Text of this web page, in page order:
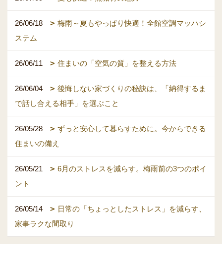
26/06/18
梅雨～夏もやっぱり快適！全館空調マッハシ
ステム
26/06/11 住まいの「空気の質」を整える方法
26/06/04
後悔しない家づくりの秘訣は、「納得するま
で話し合える相手」を選ぶこと
26/05/28
ずっと安心して暮らすために。今からできる
住まいの備え
26/05/21
6月のストレスを減らす。梅雨前の3つのポイ
ント
26/05/14
日常の「ちょっとしたストレス」を減らす、
家事ラクな間取り